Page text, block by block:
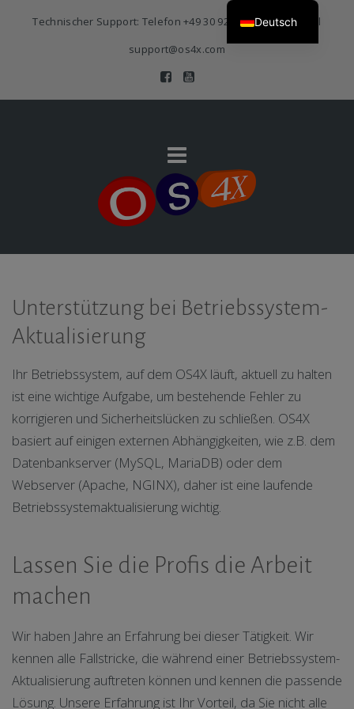
Technischer Support: Telefon+49 30 920 383 3468| E-Mail
support@os4x.com
Unterstützung bei Betriebssystem-
Aktualisierung
Ihr Betriebssystem, auf dem OS4X läuft, aktuell zu halten
ist eine wichtige Aufgabe, um bestehende Fehler zu
korrigieren und Sicherheitslücken zu schließen. OS4X
basiert auf einigen externen Abhängigkeiten, wie z.B. dem
Datenbankserver (MySQL, MariaDB) oder dem
Webserver (Apache, NGINX), daher ist eine laufende
Betriebssystemaktualisierung wichtig.
Lassen Sie die Profis die Arbeit
machen
Wir haben Jahre an Erfahrung bei dieser Tätigkeit. Wir
kennen alle Fallstricke, die während einer Betriebssystem-
Aktualisierung auftreten können und kennen die passende
Lösung. Unsere Erfahrung ist Ihr Vorteil, da Sie nicht alle
Deutsch